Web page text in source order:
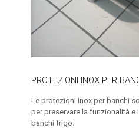
PROTEZIONI INOX PER
Le protezioni Inox per banchi
per preservare la funzionalità e
banchi frigo.